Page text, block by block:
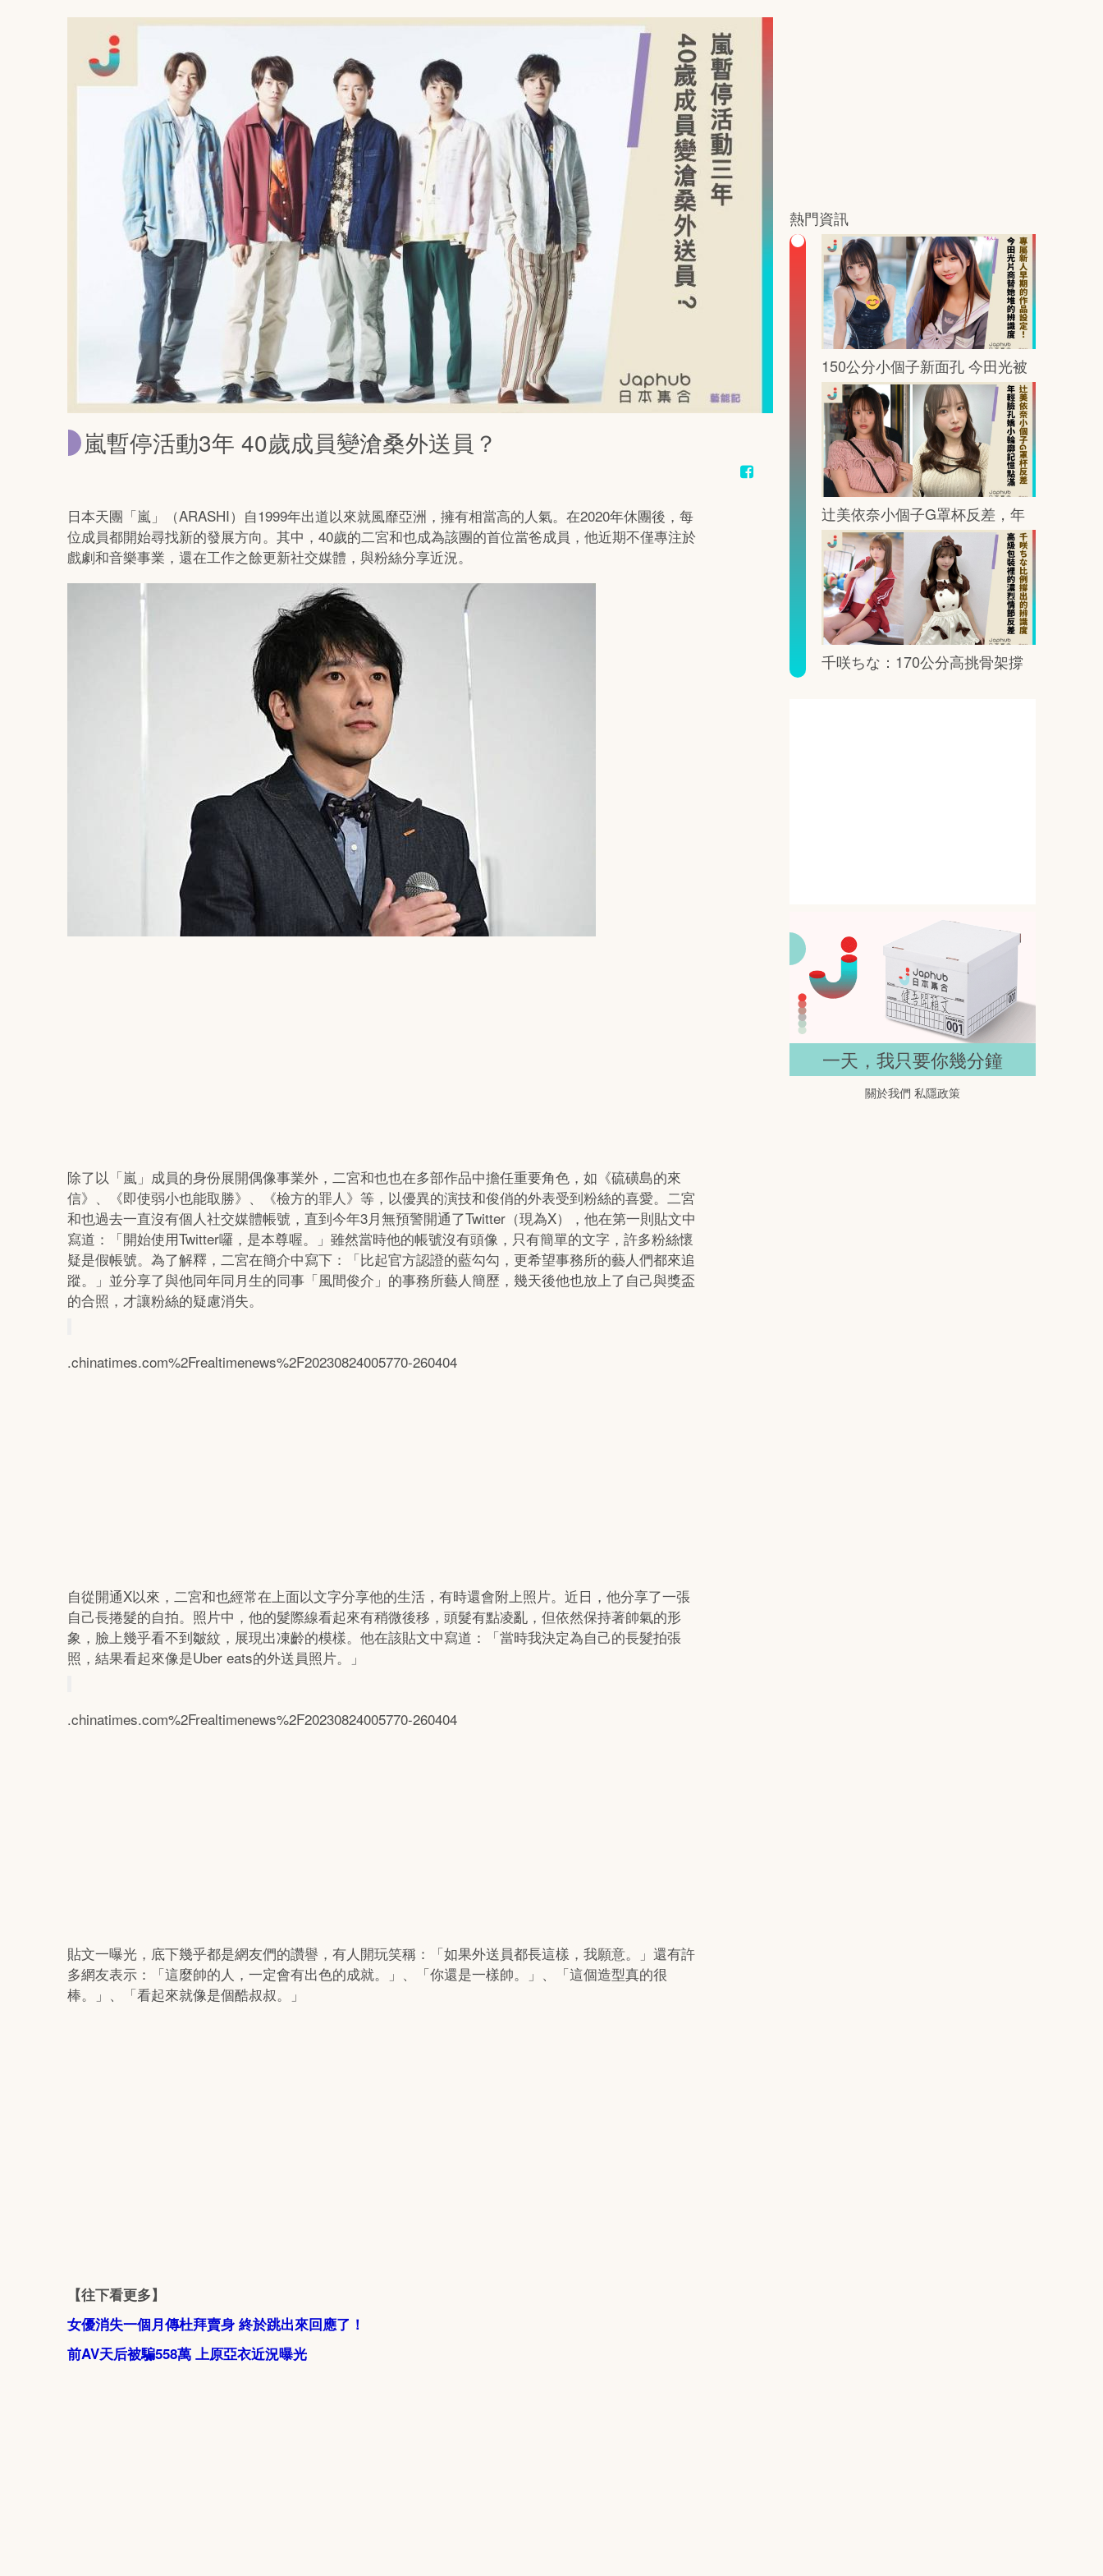
嵐暫停活動3年 40歲成員變滄桑外送員？
日本天團「嵐」（ARASHI）自1999年出道以來就風靡亞洲，擁有相當高的人氣。在2020年休團後，每
位成員都開始尋找新的發展方向。其中，40歲的二宮和也成為該團的首位當爸成員，他近期不僅專注於
戲劇和音樂事業，還在工作之餘更新社交媒體，與粉絲分享近況。
除了以「嵐」成員的身份展開偶像事業外，二宮和也也在多部作品中擔任重要角色，如《硫磺島的來
信》、《即使弱小也能取勝》、《檢方的罪人》等，以優異的演技和俊俏的外表受到粉絲的喜愛。二宮
和也過去一直沒有個人社交媒體帳號，直到今年3月無預警開通了Twitter（現為X），他在第一則貼文中
寫道：「開始使用Twitter囉，是本尊喔。」雖然當時他的帳號沒有頭像，只有簡單的文字，許多粉絲懷
疑是假帳號。為了解釋，二宮在簡介中寫下：「比起官方認證的藍勾勾，更希望事務所的藝人們都來追
蹤。」並分享了與他同年同月生的同事「風間俊介」的事務所藝人簡歷，幾天後他也放上了自己與獎盃
的合照，才讓粉絲的疑慮消失。
.chinatimes.com%2Frealtimenews%2F20230824005770-260404
自從開通X以來，二宮和也經常在上面以文字分享他的生活，有時還會附上照片。近日，他分享了一張
自己長捲髮的自拍。照片中，他的髮際線看起來有稍微後移，頭髮有點凌亂，但依然保持著帥氣的形
象，臉上幾乎看不到皺紋，展現出凍齡的模樣。他在該貼文中寫道：「當時我決定為自己的長髮拍張
照，結果看起來像是Uber eats的外送員照片。」
.chinatimes.com%2Frealtimenews%2F20230824005770-260404
貼文一曝光，底下幾乎都是網友們的讚譽，有人開玩笑稱：「如果外送員都長這樣，我願意。」還有許
多網友表示：「這麼帥的人，一定會有出色的成就。」、「你還是一樣帥。」、「這個造型真的很
棒。」、「看起來就像是個酷叔叔。」
【往下看更多】
女優消失一個月傳杜拜賣身 終於跳出來回應了！
前AV天后被騙558萬 上原亞衣近況曝光
熱門資訊
150公分小個子新面孔 今田光被
鏡頭這樣放大記憶點
辻美依奈小個子G罩杯反差，年
輕臉孔裡藏著一眼就記住的曲線
千咲ちな：170公分高挑骨架撐
春野ゆこ 158公分遇上I罩杯 比例
反差直接抓住目光
鈴木希：線條加庶民姐姐色 讓人
一天，我只要你幾分鐘
關於我們 私隱政策